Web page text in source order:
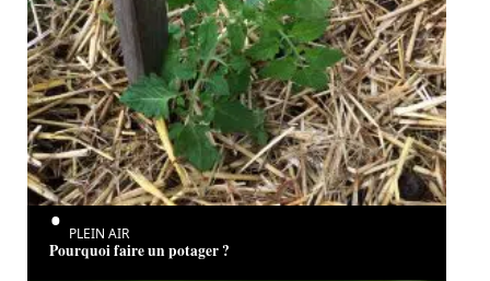
PLEIN AIR
Pourquoi faire un potager ?